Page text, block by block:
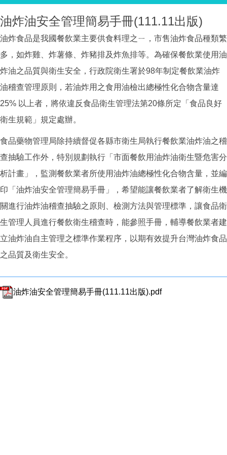
油炸油安全管理簡易手冊(111.11出版)
油炸食品是我國餐飲業主要供食料理之ㄧ，市售油炸食品種類繁
多，如炸雞、炸薯條、炸豬排及炸魚排等。為確保餐飲業使用油
炸油之品質與衛生安全，行政院衛生署於98年制定餐飲業油炸
油稽查管理原則，若油炸用之食用油檢出總極性化合物含量達
25% 以上者，將依違反食品衛生管理法第20條所定「食品良好
衛生規範」規定處辦。
食品藥物管理局除持續督促各縣市衛生局執行餐飲業油炸油之稽
查抽驗工作外，特別規劃執行「市面餐飲用油炸油衛生暨危害分
析計畫」，監測餐飲業者所使用油炸油總極性化合物含量，並編
印「油炸油安全管理簡易手冊」，希望能讓餐飲業者了解衛生機
關進行油炸油稽查抽驗之原則、檢測方法與管理標準，讓食品衛
生管理人員進行餐飲衛生稽查時，能參照手冊，輔導餐飲業者建
立油炸油自主管理之標準作業程序，以期有效提升台灣油炸食品
之品質及衛生安全。
油炸油安全管理簡易手冊(111.11出版).pdf